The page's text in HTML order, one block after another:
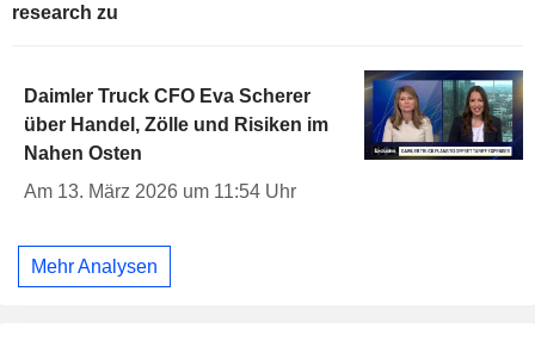
research zu
Daimler Truck CFO Eva Scherer
über Handel, Zölle und Risiken im
Nahen Osten
Am 13. März 2026 um 11:54 Uhr
Mehr Analysen